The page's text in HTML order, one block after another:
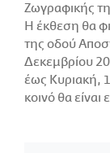
Ζωγραφικής
Η έκθεση θα
της οδού
Δεκεμβρίου
έως Κυριακή,
κοινό θα είναι